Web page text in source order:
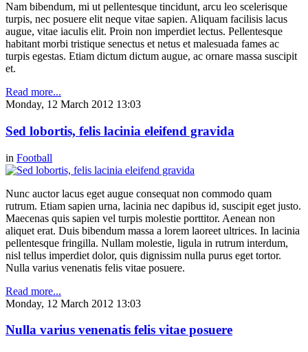
Nam bibendum, mi ut pellentesque tincidunt, arcu leo scelerisque
turpis, nec posuere elit neque vitae sapien. Aliquam facilisis lacus
augue, vitae iaculis elit. Proin non imperdiet lectus. Pellentesque
habitant morbi tristique senectus et netus et malesuada fames ac
turpis egestas. Etiam dictum dictum augue, ac ornare massa suscipit
et.
Read more...
Monday, 12 March 2012 13:03
Sed lobortis, felis lacinia eleifend gravida
in Football
Nunc auctor lacus eget augue consequat non commodo quam
rutrum. Etiam sapien urna, lacinia nec dapibus id, suscipit eget justo.
Maecenas quis sapien vel turpis molestie porttitor. Aenean non
aliquet erat. Duis bibendum massa a lorem laoreet ultrices. In lacinia
pellentesque fringilla. Nullam molestie, ligula in rutrum interdum,
nisl tellus imperdiet dolor, quis dignissim nulla purus eget tortor.
Nulla varius venenatis felis vitae posuere.
Read more...
Monday, 12 March 2012 13:03
Nulla varius venenatis felis vitae posuere